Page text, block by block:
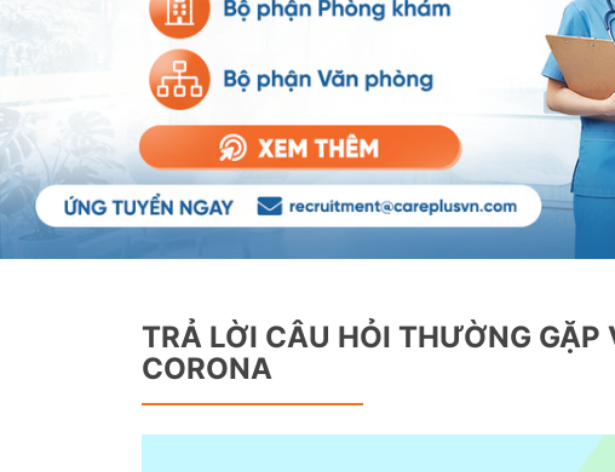
TRẢ LỜI CÂU HỎI THƯỜNG GẶP
CORONA